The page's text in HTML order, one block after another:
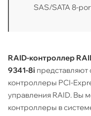
SAS/SATA 8-
RAID-контроллер
9341-8i
контроллеры PCI-
управления RAID. Вы
контроллеры в